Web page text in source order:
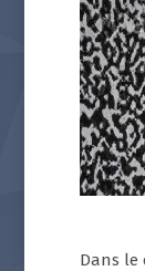
Dans le